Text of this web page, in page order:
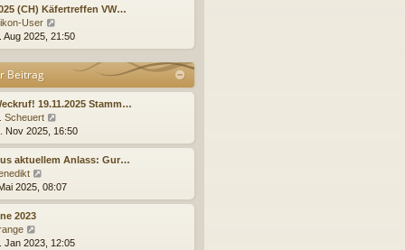
r
g
e
a
g
e
s
t
e
r
B
e
i
t
r
a
g
(CH) Käfertreffen VW…
User
e
u
e
t
e
B
e
i
r
a
Aug 2025, 21:50
Beitrag
19.11.2025 Stamm…
Scheuert
e
u
e
t
e
e
Nov 2025, 16:50
aktuellem Anlass: Gur…
e
u
t
2025, 08:07
2023
e
Jan 2023, 12:05